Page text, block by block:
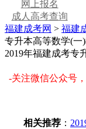
网上报名
成人高考查询
福建成考网 > 福建
专升本高等数学(一
2019年福建成考专
-关注微信公众号
相关推荐 ：